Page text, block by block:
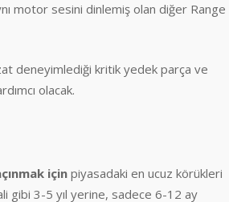
motor sesini dinlemiş olan diğer Range
deneyimlediği kritik yedek parça ve
olacak.
için piyasadaki en ucuz körükleri
gibi 3-5 yıl yerine, sadece 6-12 ay